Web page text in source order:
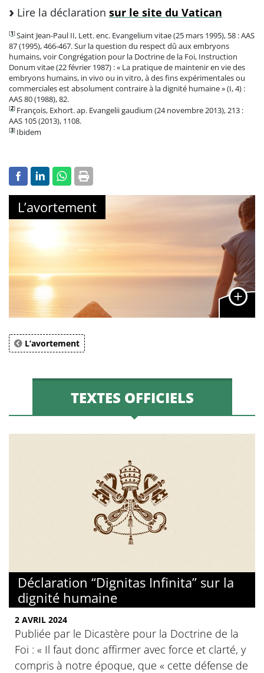
Lire la déclaration sur le site du Vatican
[1]Saint Jean-Paul II, Lett. enc. Evangelium vitae (25 mars 1995), 58 : AAS
87 (1995), 466-467. Sur la question du respect dû aux embryons
humains, voir Congrégation pour la Doctrine de la Foi, Instruction
Donum vitae (22 février 1987) : « La pratique de maintenir en vie des
embryons humains, in vivo ou in vitro, à des fins expérimentales ou
commerciales est absolument contraire à la dignité humaine » (I, 4) :
AAS 80 (1988), 82.
[2] François, Exhort. ap. Evangelii gaudium (24 novembre 2013), 213 :
AAS 105 (2013), 1108.
[3] Ibidem
L’avortement
L’avortement
TEXTES OFFICIELS
Déclaration “Dignitas Infinita” sur la
dignité humaine
2 AVRIL 2024
Publiée par le Dicastère pour la Doctrine de la
Foi : « Il faut donc affirmer avec force et clarté, y
compris à notre époque, que « cette défense de